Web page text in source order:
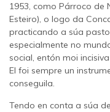
1953, como Párroco de
Esteiro), o logo da
practicando a súa
especialmente no
social, entón moi
El foi sempre un
conseguila.
Tendo en conta a súa